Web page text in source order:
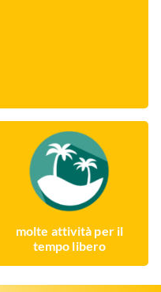
molte attività per il
tempo libero